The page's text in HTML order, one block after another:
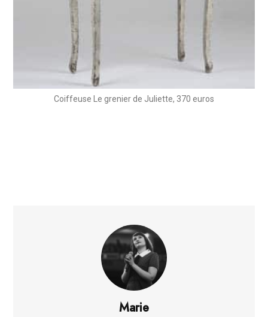
Coiffeuse Le grenier de Juliette, 370 euros
Marie